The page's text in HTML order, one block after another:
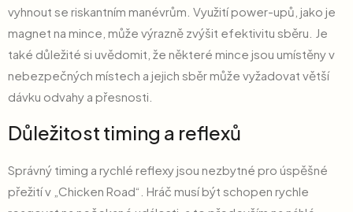
vyhnout se riskantním manévrům. Využití power-upů, jako je
magnet na mince, může výrazně zvýšit efektivitu sběru. Je
také důležité si uvědomit, že některé mince jsou umístěny v
nebezpečných místech a jejich sběr může vyžadovat větší
dávku odvahy a přesnosti.
Důležitost timing a reflexů
Správný timing a rychlé reflexy jsou nezbytné pro úspěšné
přežití v „Chicken Road“. Hráč musí být schopen rychle